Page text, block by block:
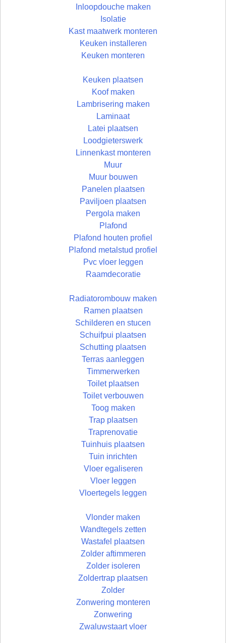
Inloopdouche maken
Isolatie
Kast maatwerk monteren
Keuken installeren
Keuken monteren
Keuken plaatsen
Koof maken
Lambrisering maken
Laminaat
Latei plaatsen
Loodgieterswerk
Linnenkast monteren
Muur
Muur bouwen
Panelen plaatsen
Paviljoen plaatsen
Pergola maken
Plafond
Plafond houten profiel
Plafond metalstud profiel
Pvc vloer leggen
Raamdecoratie
Radiatorombouw maken
Ramen plaatsen
Schilderen en stucen
Schuifpui plaatsen
Schutting plaatsen
Terras aanleggen
Timmerwerken
Toilet plaatsen
Toilet verbouwen
Toog maken
Trap plaatsen
Traprenovatie
Tuinhuis plaatsen
Tuin inrichten
Vloer egaliseren
Vloer leggen
Vloertegels leggen
Vlonder maken
Wandtegels zetten
Wastafel plaatsen
Zolder aftimmeren
Zolder isoleren
Zoldertrap plaatsen
Zolder
Zonwering monteren
Zonwering
Zwaluwstaart vloer